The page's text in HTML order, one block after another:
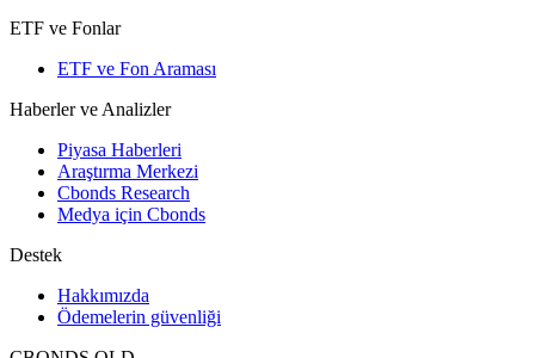
ETF ve Fonlar
ETF ve Fon Araması
Haberler ve Analizler
Piyasa Haberleri
Araştırma Merkezi
Cbonds Research
Medya için Cbonds
Destek
Hakkımızda
Ödemelerin güvenliği